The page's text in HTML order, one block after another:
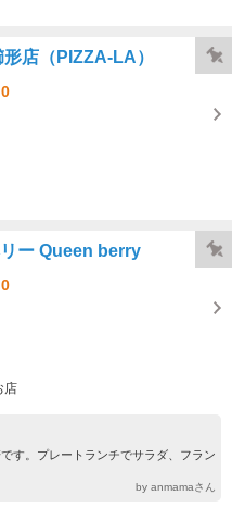
店（PIZZA-LA）
ー Queen berry
店
す。プレートランチでサラダ、フラン
by anmamaさん